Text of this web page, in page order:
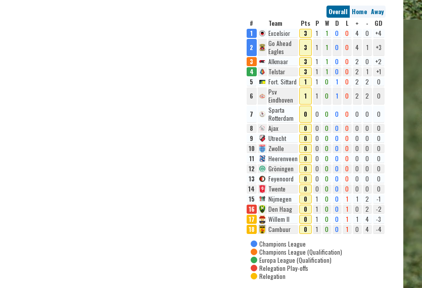
Overall Home Away
#
Team Pts P W D L + -
GD
1
Excelsior 3 1 1 0 0 4 0
+4
2
Go Ahead
Eagles
3 1 1 0 0 4 1
+3
3
Alkmaar 3 1 1 0 0 2 0
+2
4
Telstar 3 1 1 0 0 2 1
+1
5
Fort. Sittard 1 1 0 1 0 2 2
0
6
Psv
Eindhoven
1 1 0 1 0 2 2 0
7
Sparta
Rotterdam
0 0 0 0 0 0 0
0
8
Ajax 0 0 0 0 0 0 0
0
9
Utrecht 0 0 0 0 0 0 0
0
10
Zwolle 0 0 0 0 0 0 0
0
11
Heerenveen 0 0 0 0 0 0 0
0
12
Gröningen 0 0 0 0 0 0 0
0
13
Feyenoord 0 0 0 0 0 0 0
0
14
Twente 0 0 0 0 0 0 0
0
15
Nijmegen 0 1 0 0 1 1 2
-1
16
Den Haag 0 1 0 0 1 0 2
-2
17
Willem II 0 1 0 0 1 1 4
-3
18
Cambuur 0 1 0 0 1 0 4
-4
Champions League
Champions League (Qualification)
Europa League (Qualification)
Relegation Play-offs
Relegation